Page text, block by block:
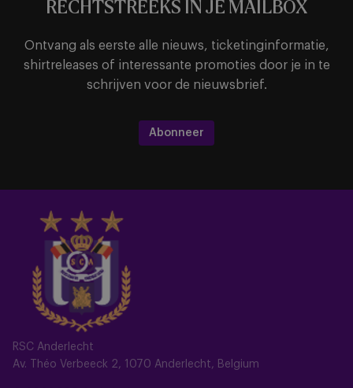
RSC Anderlecht
Av. Théo Verbeeck 2, 1070 Anderlecht, Belgium
RECHTSTREEKS IN JE MAILBOX
Ontvang als eerste alle nieuws, ticketinginformatie,
shirtreleases of interessante promoties door je in te
schrijven voor de nieuwsbrief.
Abonneer